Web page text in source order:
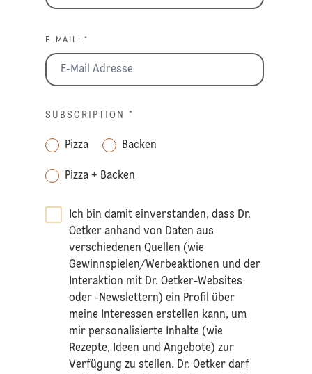
E-MAIL: *
SUBSCRIPTION *
Pizza Backen
Pizza + Backen
Ich bin damit einverstanden, dass Dr.
Oetker anhand von Daten aus
verschiedenen Quellen (wie
Gewinnspielen/Werbeaktionen und der
Interaktion mit Dr. Oetker-Websites
oder -Newslettern) ein Profil über
meine Interessen erstellen kann, um
mir personalisierte Inhalte (wie
Rezepte, Ideen und Angebote) zur
Verfügung zu stellen. Dr. Oetker darf